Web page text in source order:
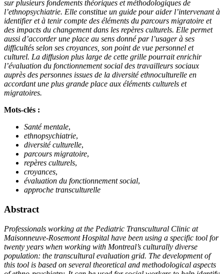
sur plusieurs fondements théoriques et méthodologiques de
l’ethnopsychiatrie. Elle constitue un guide pour aider l’intervenant à
identifier et à tenir compte des éléments du parcours migratoire et
des impacts du changement dans les repères culturels. Elle permet
aussi d’accorder une place au sens donné par l’usager à ses
difficultés selon ses croyances, son point de vue personnel et
culturel. La diffusion plus large de cette grille pourrait enrichir
l’évaluation du fonctionnement social des travailleurs sociaux
auprès des personnes issues de la diversité ethnoculturelle en
accordant une plus grande place aux éléments culturels et
migratoires.
Mots-clés :
Santé mentale,
ethnopsychiatrie,
diversité culturelle,
parcours migratoire,
repères culturels,
croyances,
évaluation du fonctionnement social,
approche transculturelle
Abstract
Professionals working at the Pediatric Transcultural Clinic at
Maisonneuve-Rosemont Hospital have been using a specific tool for
twenty years when working with Montreal’s culturally diverse
population: the transcultural evaluation grid. The development of
this tool is based on several theoretical and methodological aspects